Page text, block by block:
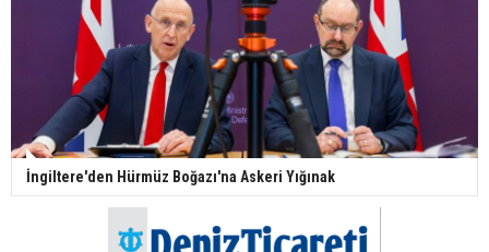
İngiltere'den Hürmüz Boğazı'na Askeri Yığınak